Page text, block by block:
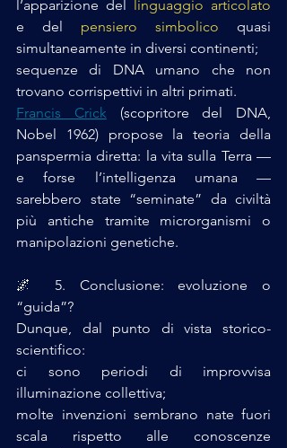
l’apparizione del
linguaggio articolato
e del pensiero simbolico quasi
simultaneamente in diversi continenti;
sequenze di DNA umano che non
trovano corrispettivi in altri primati.
Francis Crick (scopritore del DNA,
Nobel 1962) propose la teoria della
panspermia diretta: la vita sulla Terra —
e forse l’intelligenza umana —
sarebbero state “seminate” da civiltà
più antiche tramite microrganismi o
manipolazioni genetiche.
🌌 5. Conclusione: evoluzione o
“guida”?
Dunque, dal punto di vista storico-
scientifico:
ci sono periodi di improvvisa
illuminazione collettiva;
molte invenzioni sembrano nate fuori
scala rispetto alle conoscenze